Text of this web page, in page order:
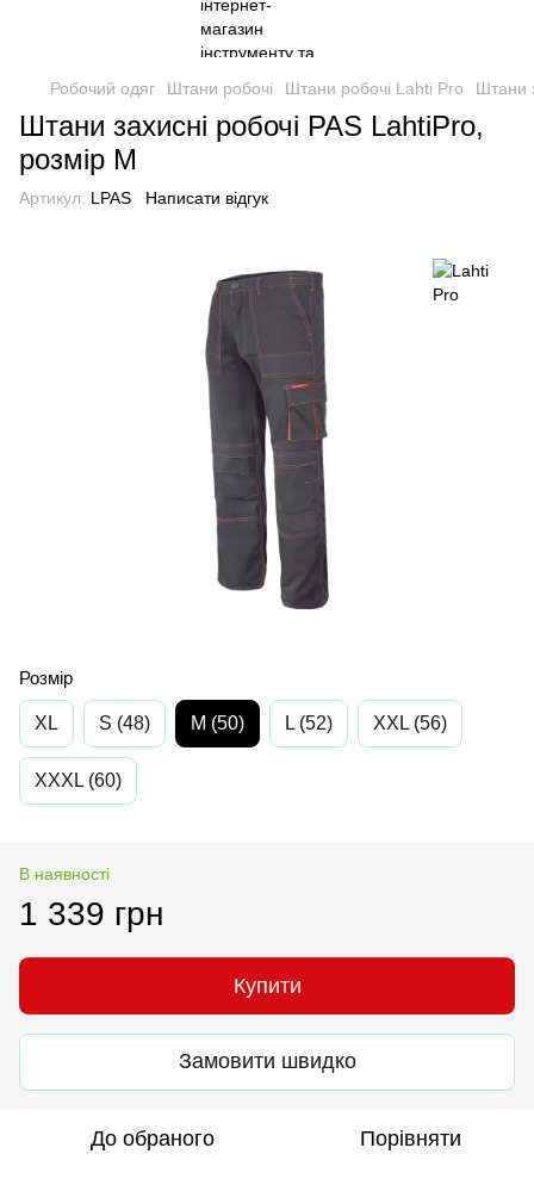
Робочий одяг Штани робочі Штани робочі Lahti Pro Штани
Штани захисні робочі PAS LahtiPro,
розмір M
Артикул: LPAS Написати відгук
Розмір
XL S (48) M (50) L (52) XXL (56)
XXXL (60)
В наявності
1 339 грн
Купити
Замовити швидко
До обраного Порівняти